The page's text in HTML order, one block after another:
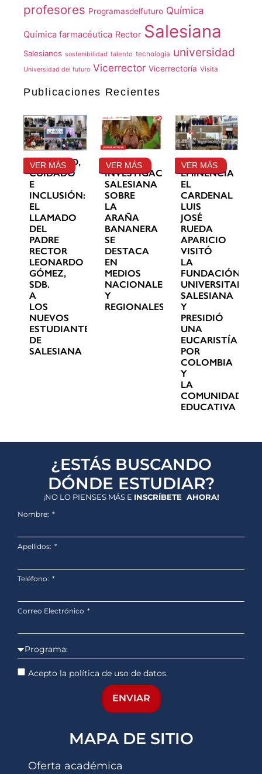
profesores Programasdelfuturo Química
Química farmacéutica Rector Salesiana
Salesianos sostenibilidad talento tecnología universidad
Universidad del futuro Vicerrector Vicerrectoría Visita
Publicaciones Recientes
GRATITUD,
CUIDADO
E
INCLUSIÓN:
EL
LLAMADO
DEL
PADRE
RECTOR
LEONARDO
GÓMEZ,
SDB.
A
LOS
NUEVOS
ESTUDIANTES
DE
SALESIANA
VER MÁS
LA
INVESTIGACIÓN
SALESIANA
SOBRE
LA
ARAÑA
BANANERA
SE
DESTACA
EN
MEDIOS
NACIONALES
Y
REGIONALES
VER MÁS
SU
EMINENCIA
EL
CARDENAL
LUIS
JOSÉ
RUEDA
APARICIO
VISITÓ
LA
FUNDACIÓN
UNIVERSITARIA
SALESIANA
Y
PRESIDIÓ
UNA
EUCARISTÍA
POR
COLOMBIA
Y
LA
COMUNIDAD
EDUCATIVA
VER MÁS
¿ESTÁS BUSCANDO
DÓNDE ESTUDIAR?
¡NO LO PIENSES MÁS E INSCRÍBETE AHORA!
Nombre:
Apellidos:
Teléfono:
Correo Electrónico
Acepto la política de uso de datos.
ENVIAR
MAPA DE SITIO
Oferta académica